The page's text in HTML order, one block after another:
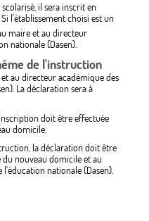
il sera inscrit en
l'établissement choisi est un
maire et au directeur
nationale (Dasen).
de l'instruction
au directeur académique des
La déclaration sera à
doit être effectuée
domicile.
la déclaration doit être
du nouveau domicile et au
nationale (Dasen).